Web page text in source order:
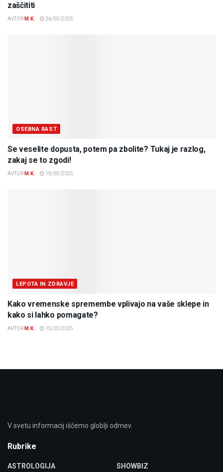
zaščititi
AVTOR M.K. 26/03/2025
OSEBNA RAST
Se veselite dopusta, potem pa zbolite? Tukaj je razlog,
zakaj se to zgodi!
AVTOR M.K. 19/03/2025
LEPOTA IN ZDRAVJE
Kako vremenske spremembe vplivajo na vaše sklepe in
kako si lahko pomagate?
AVTOR M.K. 15/03/2025
V svetu informacij iščemo globlji odmev.
Rubrike
ASTROLOGIJA SHOWBIZ